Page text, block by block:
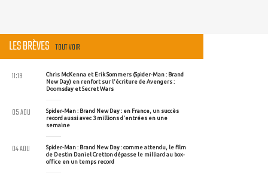
LES BRÈVES TOUT VOIR
Chris McKenna et Erik Sommers (Spider-Man : Brand
New Day) en renfort sur l'écriture de Avengers :
Doomsday et Secret Wars
11:19
Spider-Man : Brand New Day : en France, un succès
record aussi avec 3 millions d'entrées en une
semaine
05 AOU
Spider-Man : Brand New Day : comme attendu, le film
de Destin Daniel Cretton dépasse le milliard au box-
office en un temps record
04 AOU